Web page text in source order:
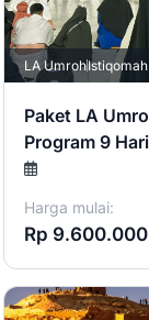
LA Umroh
Paket LA
Program 9 Hari
Harga mulai:
Rp 9.600.000